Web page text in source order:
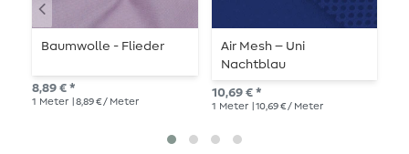
Baumwolle - Flieder
8,89 € *
1 Meter | 8,89 € / Meter
Air Mesh – Uni
Nachtblau
10,69 € *
1 Meter | 10,69 € / Meter